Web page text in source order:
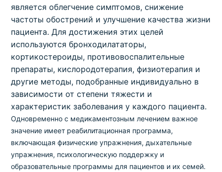
является облегчение симптомов, снижение
частоты обострений и улучшение качества жизни
пациента. Для достижения этих целей
используются бронходилататоры,
кортикостероиды, противовоспалительные
препараты, кислородотерапия, физиотерапия и
другие методы, подобранные индивидуально в
зависимости от степени тяжести и
характеристик заболевания у каждого пациента.
Одновременно с медикаментозным лечением важное
значение имеет реабилитационная программа,
включающая физические упражнения, дыхательные
упражнения, психологическую поддержку и
образовательные программы для пациентов и их семей.